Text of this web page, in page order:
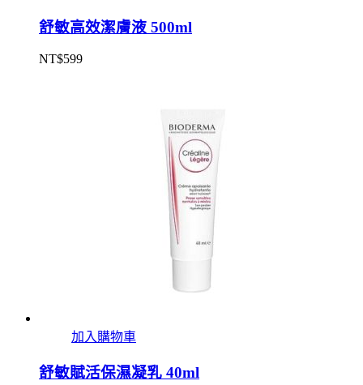
舒敏高效潔膚液 500ml
NT$599
加入購物車
舒敏賦活保濕凝乳 40ml